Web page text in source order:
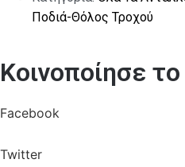
Ποδιά-Θόλος Τροχού
Κοινοποίησε
Facebook
Twitter